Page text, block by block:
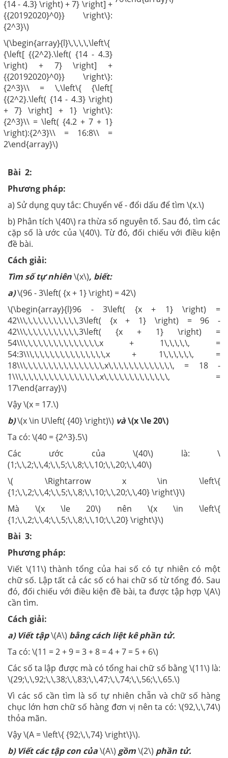
{14 - 4.3} \right) + 7} \right] +
{{20192020}^0}} \right\}:
{2^3}\)
\(\begin{array}{l}\,\,\,\,\left\{
{\left[ {{2^2}.\left( {14 - 4.3}
\right) + 7} \right] +
{{20192020}^0}} \right\}:
{2^3}\\ = \,\left\{ {\left[
{{2^2}.\left( {14 - 4.3} \right)
+ 7} \right] + 1} \right\}:
{2^3}\\ = \left( {4.2 + 7 + 1}
\right):{2^3}\\ = 16:8\\ =
2\end{array}\)
Bài 2:
Phương pháp:
a) Sử dụng quy tắc: Chuyển vế - đổi dấu để tìm \(x.\)
b) Phân tích \(40\) ra thừa số nguyên tố. Sau đó, tìm các
cặp số là ước của \(40\). Từ đó, đối chiếu với điều kiện
đề bài.
Cách giải:
Tìm số tự nhiên\(x\), biết:
a)\(96 - 3\left( {x + 1} \right) = 42\)
\(\begin{array}{l}96 - 3\left( {x + 1} \right) =
42\\\,\,\,\,\,\,\,\,\,\,\,3\left( {x + 1} \right) = 96 -
42\\\,\,\,\,\,\,\,\,\,\,\,3\left( {x + 1} \right) =
54\\\,\,\,\,\,\,\,\,\,\,\,\,\,\,\,x + 1\,\,\,\,\, =
54:3\\\,\,\,\,\,\,\,\,\,\,\,\,\,\,\,x + 1\,\,\,\,\,\, =
18\\\,\,\,\,\,\,\,\,\,\,\,\,\,\,\,\,x\,\,\,\,\,\,\,\,\,\,\,\,\, = 18 -
1\\\,\,\,\,\,\,\,\,\,\,\,\,\,\,\,\,x\,\,\,\,\,\,\,\,\,\,\,\,\, =
17\end{array}\)
Vậy \(x = 17.\)
b)\(x \in U\left( {40} \right)\) và\(x \le 20\)
Ta có: \(40 = {2^3}.5\)
Các ước của \(40\) là: \
(1;\,\,2;\,\,4;\,\,5;\,\,8;\,\,10;\,\,20;\,\,40\)
\( \Rightarrow x \in \left\{
{1;\,\,2;\,\,4;\,\,5;\,\,8;\,\,10;\,\,20;\,\,40} \right\}\)
Mà \(x \le 20\) nên \(x \in \left\{
{1;\,\,2;\,\,4;\,\,5;\,\,8;\,\,10;\,\,20} \right\}\)
Bài 3:
Phương pháp:
Viết \(11\) thành tổng của hai số có tự nhiên có một
chữ số. Lập tất cả các số có hai chữ số từ tổng đó. Sau
đó, đối chiếu với điều kiện đề bài, ta được tập hợp \(A\)
cần tìm.
Cách giải:
a) Viết tập\(A\) bằng cách liệt kê phần tử.
Ta có: \(11 = 2 + 9 = 3 + 8 = 4 + 7 = 5 + 6\)
Các số ta lập được mà có tổng hai chữ số bằng \(11\) là:
\(29;\,\,92;\,\,38;\,\,83;\,\,47;\,\,74;\,\,56;\,\,65.\)
Vì các số cần tìm là số tự nhiên chẵn và chữ số hàng
chục lớn hơn chữ số hàng đơn vị nên ta có: \(92,\,\,74\)
thỏa mãn.
Vậy \(A = \left\{ {92;\,\,74} \right\}\).
b) Viết các tập con của\(A\) gồm\(2\) phần tử.